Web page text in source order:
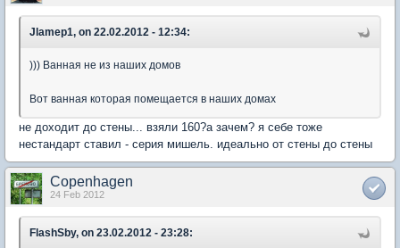
Jlamep1, on 22.02.2012 - 12:34:
))) Ванная не из наших домов
Вот ванная которая помещается в наших домах
не доходит до стены... взяли 160?а зачем? я себе тоже
нестандарт ставил - серия мишель. идеально от стены до стены
Copenhagen
24 Feb 2012
FlashSby, on 23.02.2012 - 23:28: